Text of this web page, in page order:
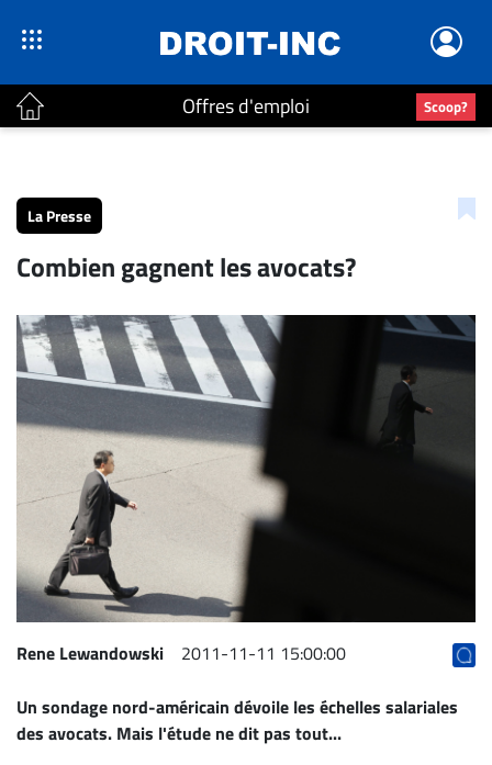
Offres d'emploi Scoop?
Accueil
Continu
Bureaux
Conseillers
Campus
Carrière
Archives
CARRIÈRE
ET
EMPLOIS
ET
JURISTES
La Presse
Combien gagnent les avocats?
Rene Lewandowski 2011-11-11 15:00:00
Un sondage nord-américain dévoile les échelles salariales
des avocats. Mais l'étude ne dit pas tout...